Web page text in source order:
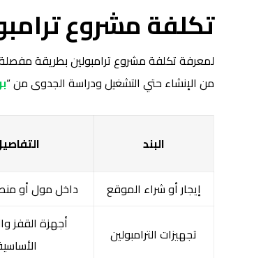
تكلفة مشروع
لمعرفة تكلفة مشروع ترامبولين بطريقة مفصلة
من الإنشاء حتي التشغيل ودراسة الجدوى من “
البند
إيجار أو شراء الموقع
داخل مول أو
تجهيزات الترامبولين
أجهزة القفز